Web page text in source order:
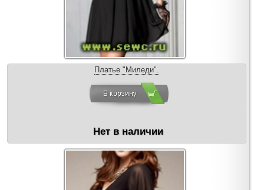
Платье "Миледи".
Нет в наличии